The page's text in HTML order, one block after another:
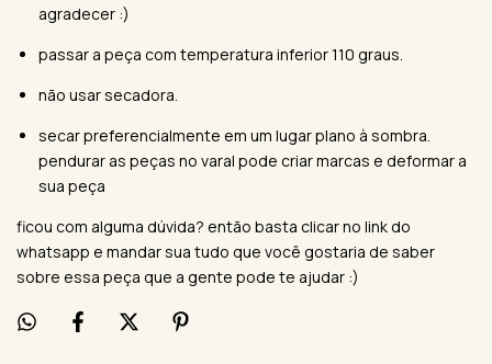
agradecer :)
passar a peça com temperatura inferior 110 graus.
não usar secadora.
secar preferencialmente em um lugar plano à sombra.
pendurar as peças no varal pode criar marcas e deformar a
sua peça
ficou com alguma dúvida? então basta clicar no link do
whatsapp e mandar sua tudo que você gostaria de saber
sobre essa peça que a gente pode te ajudar :)